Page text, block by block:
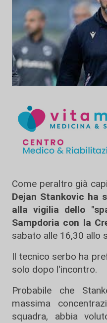
Come peraltro già
Dejan Stankovic ha
alla vigilia dello
Sampdoria con la
sabato alle 16,30 allo
Il tecnico serbo ha
solo dopo l'incontro.
Probabile che
massima
squadra, abbia